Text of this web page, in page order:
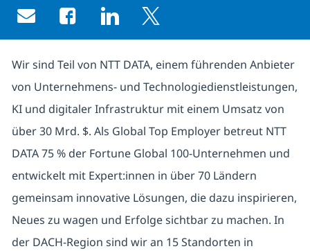
Share via email
Share via Facebook
Share via LinkedIn
Share via twitter
Wir sind Teil von NTT DATA, einem führenden Anbieter
von Unternehmens- und Technologiedienstleistungen,
KI und digitaler Infrastruktur mit einem Umsatz von
über 30 Mrd. $. Als Global Top Employer betreut NTT
DATA 75 % der Fortune Global 100-Unternehmen und
entwickelt mit Expert:innen in über 70 Ländern
gemeinsam innovative Lösungen, die dazu inspirieren,
Neues zu wagen und Erfolge sichtbar zu machen. In
der DACH-Region sind wir an 15 Standorten in